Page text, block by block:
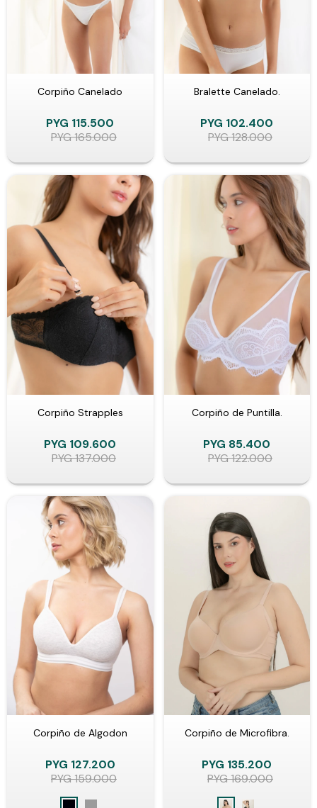
Corpiño Canelado
PYG 115.500
PYG165.000
Bralette Canelado.
PYG 102.400
PYG128.000
Corpiño Strapples
PYG 109.600
PYG137.000
Corpiño de Puntilla.
PYG 85.400
PYG122.000
Corpiño de Algodon
PYG 127.200
PYG159.000
Corpiño de Microfibra.
PYG 135.200
PYG169.000